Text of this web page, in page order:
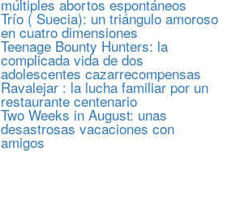
múltiples abortos espontáneos
Trío ( Suecia): un triángulo amoroso
en cuatro dimensiones
Teenage Bounty Hunters: la
complicada vida de dos
adolescentes cazarrecompensas
Ravalejar : la lucha familiar por un
restaurante centenario
Two Weeks in August: unas
desastrosas vacaciones con
amigos